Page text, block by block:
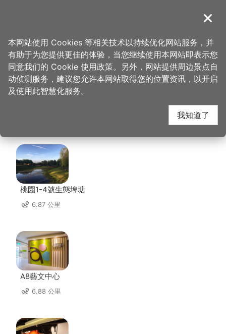
導覽
首页 > 想去的地方 > 住宿 > 亚典春天汽车旅馆
亚典春天汽车旅馆 周边
景点
桃園1-4號生態埤塘
6.87 公里
A8藝文中心
6.88 公里
关闭
本网站使用 Cookies 等相关技术以持续优化网站服务，并
有助于为您提供更佳的体验，当您继续使用本网站即表示您
同意我们的 Cookie 使用政策。另外，网站提供周边景点自
动侦测服务，建议您允许本网站取得您的位置资讯，以开启
及使用此智慧化服务。
我知道了